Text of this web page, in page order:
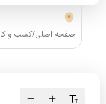
صفحه اصلی/کسب و